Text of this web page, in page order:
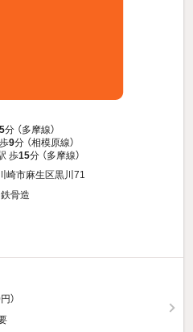
5分 （多摩線）
9分 （相模原線）
歩15分 （多摩線）
崎市麻生区黒川71
骨造
）